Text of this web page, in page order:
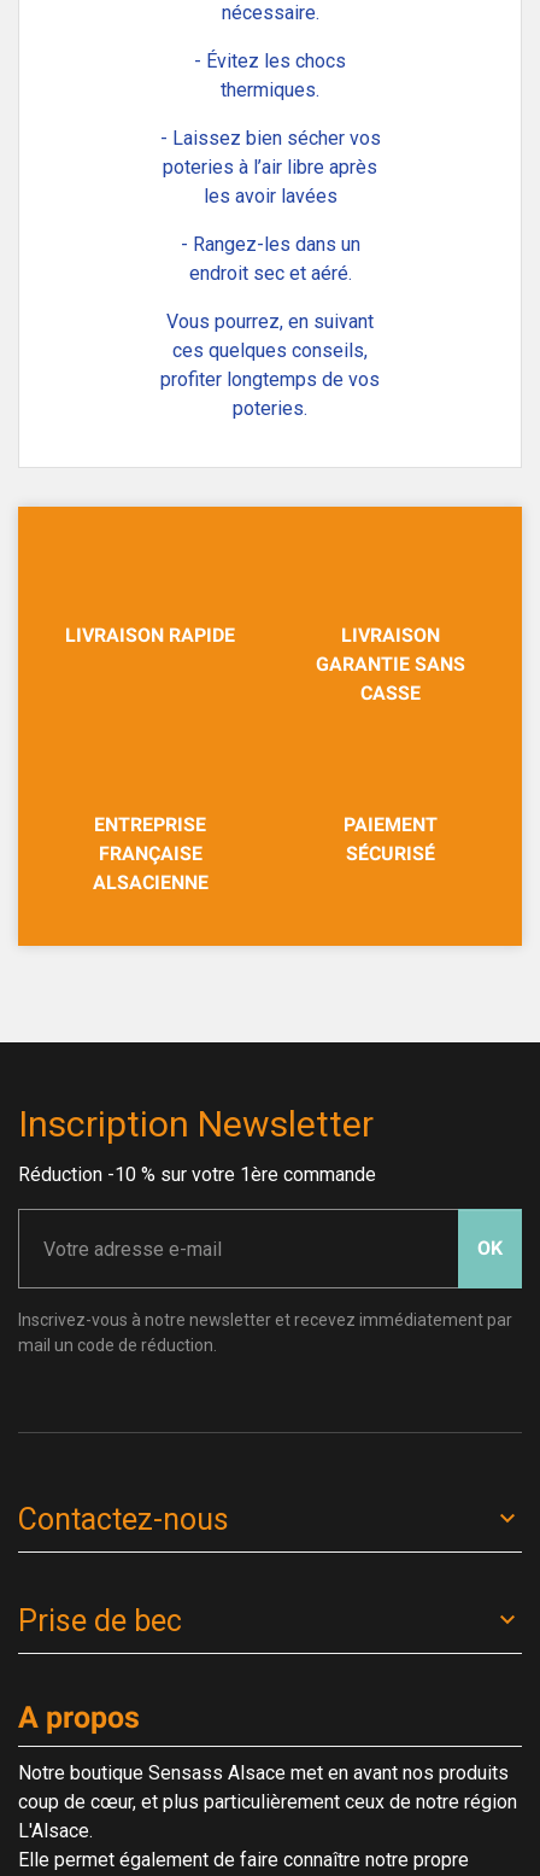
nécessaire.
- Évitez les chocs
thermiques.
- Laissez bien sécher vos
poteries à l’air libre après
les avoir lavées
- Rangez-les dans un
endroit sec et aéré.
Vous pourrez, en suivant
ces quelques conseils,
profiter longtemps de vos
poteries.
LIVRAISON RAPIDE
LIVRAISON
GARANTIE SANS
CASSE
ENTREPRISE
FRANÇAISE
ALSACIENNE
PAIEMENT
SÉCURISÉ
Inscription Newsletter
Réduction -10 % sur votre 1ère commande
OK
Inscrivez-vous à notre newsletter et recevez immédiatement par
mail un code de réduction.
Contactez-nous
Prise de bec
A propos
Notre boutique Sensass Alsace met en avant nos produits
coup de cœur, et plus particulièrement ceux de notre région
L'Alsace.
Elle permet également de faire connaître notre propre